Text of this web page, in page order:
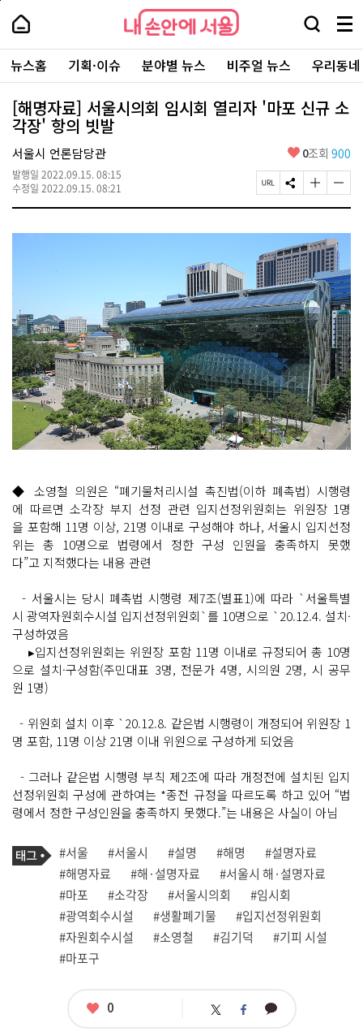
본
로
가
내
손
안
에
서
울
-
서
울
시
대
표
소
통
포
내
손
에
울
검
창
열
기
메
뉴
전
체
보
기
주
요
서
뉴스홈 기획·이슈 분야별 뉴스 비주얼 뉴스 우리동
[해명자료] 서울시의회 임시회 열리자 '마포 신규 소
각장' 항의 빗발
서울시 언론담당관
발행일 2022.09.15. 08:15
수정일 2022.09.15. 08:21
좋
요
0조회 900
페
이
U
L
복
사
S
N
공
유
하
기
글
자
기
크
게
변
경
하
기
글
자
기
작
게
변
경
하
기
◆ 소영철 의원은 “폐기물처리시설 촉진법(이하 폐촉법) 시행령
에 따르면 소각장 부지 선정 관련 입지선정위원회는 위원장 1명
을 포함해 11명 이상, 21명 이내로 구성해야 하나, 서울시 입지선정
위는 총 10명으로 법령에서 정한 구성 인원을 충족하지 못했
다”고 지적했다는 내용 관련
- 서울시는 당시 폐촉법 시행령 제7조(별표1)에 따라 `서울특별
시 광역자원회수시설 입지선정위원회`를 10명으로 `20.12.4. 설치·
구성하였음
▸입지선정위원회는 위원장 포함 11명 이내로 규정되어 총 10명
으로 설치·구성함(주민대표 3명, 전문가 4명, 시의원 2명, 시 공무
원 1명)
- 위원회 설치 이후 `20.12.8. 같은법 시행령이 개정되어 위원장 1
명 포함, 11명 이상 21명 이내 위원으로 구성하게 되었음
- 그러나 같은법 시행령 부칙 제2조에 따라 개정전에 설치된 입지
선정위원회 구성에 관하여는 *종전 규정을 따르도록 하고 있어 “법
령에서 정한 구성인원을 충족하지 못했다.”는 내용은 사실이 아님
기
사
관
련
태
그
태
그
#서울 #서울시 #설명 #해명
#설명자료
#해명자료
#해·설명자료
#서울시 해·설명자료
#마포
#소각장 #서울시의회
#임시회
#광역회수시설
#생활폐기물
#입지선정위원회
#자원회수시설
#소영철 #김기덕
#기피 시설
#마포구
좋
0 트 페 카
페
상
단
로